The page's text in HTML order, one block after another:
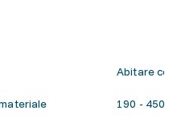
Abitare
190 - 450